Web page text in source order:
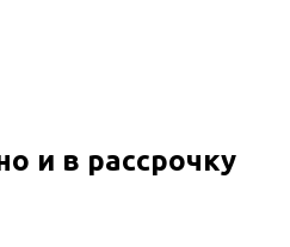
и в рассрочку